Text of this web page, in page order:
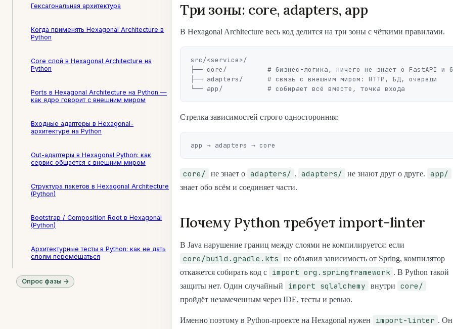
Гексагональная архитектура
Когда применять Hexagonal Architecture в
Python
Core слой в Hexagonal Architecture на
Python
Ports в Hexagonal Architecture на Python —
как ядро говорит с внешним миром
Входные адаптеры в Hexagonal-
архитектуре на Python
Out-адаптеры в Hexagonal Python: как
сервис общается с внешним миром
Структура пакетов в Hexagonal Architecture
(Python)
Bootstrap / Composition Root в Hexagonal
(Python)
Архитектурные тесты в Python: как не дать
слоям перемешаться
Опрос фазы →
Три зоны: core, adapters, app
В Hexagonal Architecture весь код делится на три зоны с чёткими правилами.
src/<service>/
├── core/          # бизнес-логика, ничего не знает о FastAPI и
├── adapters/      # связь с внешним миром: HTTP, БД, очереди
Стрелка зависимостей строго односторонняя:
core/ не знает о adapters/ . adapters/ не знают друг о друге. app/
знает обо всём и соединяет части.
Почему Python требует import-linter
В Java нарушение границ между слоями не компилируется: если
core/build.gradle.kts
не объявил зависимость от Spring, компилятор
откажется собирать код с
import org.springframework . В Python такой
защиты нет. Один случайный
import sqlalchemy внутри core/
пройдёт незамеченным через IDE, тесты и ревью.
Именно поэтому в Python-проекте на Hexagonal нужен import-linter . Он